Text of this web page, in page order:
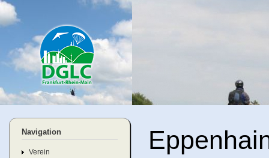
Navigation
Verein